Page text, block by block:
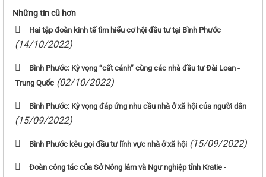
Những tin cũ hơn
Hai tập đoàn kinh tế tìm hiểu cơ hội đầu tư tại Bình Phước
(14/10/2022)
Bình Phước: Kỳ vọng “cất cánh” cùng các nhà đầu tư Đài Loan -
Trung Quốc (02/10/2022)
Bình Phước: Kỳ vọng đáp ứng nhu cầu nhà ở xã hội của người dân
(15/09/2022)
Bình Phước kêu gọi đầu tư lĩnh vực nhà ở xã hội (15/09/2022)
Đoàn công tác của Sở Nông lâm và Ngư nghiệp tỉnh Kratie -